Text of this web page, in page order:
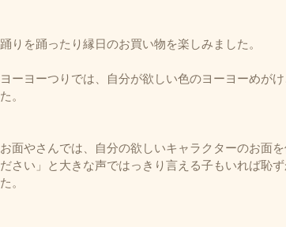
踊りを踊ったり縁日のお買い物を楽しみました。
ヨーヨーつりでは、自分が欲しい色のヨーヨーめが
た。
お面やさんでは、自分の欲しいキャラクターのお面
ださい」と大きな声ではっきり言える子もいれば恥
た。